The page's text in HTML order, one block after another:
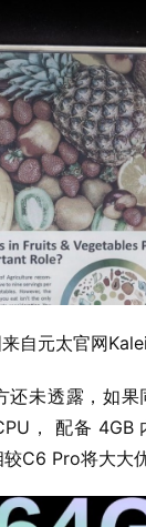
来自元太官网
还未透露，如
， 配备 4GB
C6 Pro将大大